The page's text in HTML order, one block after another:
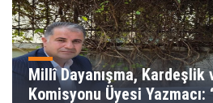
Millî Dayanışma, Kardeşlik
Komisyonu Üyesi Yazmacı: “Bin yıllık Türk-